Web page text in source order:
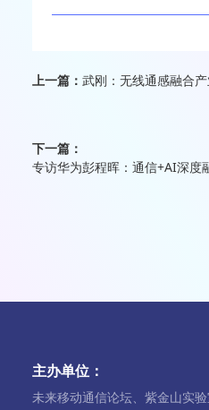
上一篇： 武刚：无线通感融合
下一篇：
主办单位：
未来移动通信论坛、紫金山实